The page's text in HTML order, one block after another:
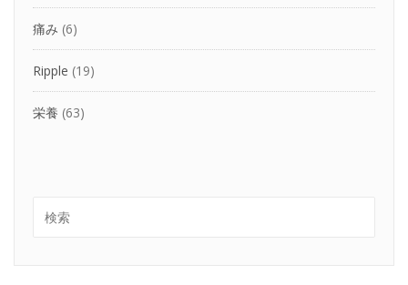
痛み (6)
Ripple (19)
栄養 (63)